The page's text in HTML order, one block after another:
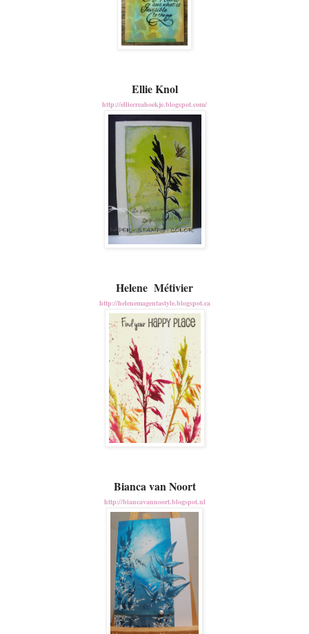
Ellie Knol
http://elliecreahoekje.blogspot.com/
Helene Métivier
http://helenemagentastyle.blogspot.ca
Bianca van Noort
http://biancavannoort.blogspot.nl